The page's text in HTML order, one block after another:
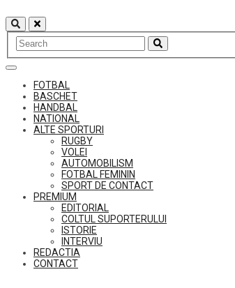
to
content
FOTBAL
BASCHET
HANDBAL
NATIONAL
ALTE SPORTURI
RUGBY
VOLEI
AUTOMOBILISM
FOTBAL FEMININ
SPORT DE CONTACT
PREMIUM
EDITORIAL
COLTUL SUPORTERULUI
ISTORIE
INTERVIU
REDACTIA
CONTACT